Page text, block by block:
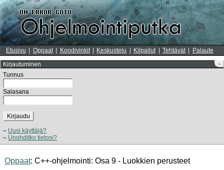
Etusivu Oppaat Koodivinkit Keskustelu Kilpailut Tehtävät Palaute
–
Kirjautuminen
Tunnus
Salasana
Kirjaudu
Uusi käyttäjä?
Unohditko tietosi?
Oppaat: C++-ohjelmointi: Osa 9 - Luokkien perusteet